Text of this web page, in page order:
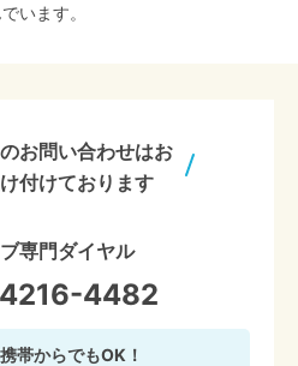
います。
お問い合わせはお
付けております
専門ダイヤル
4482
帯からでもOK！